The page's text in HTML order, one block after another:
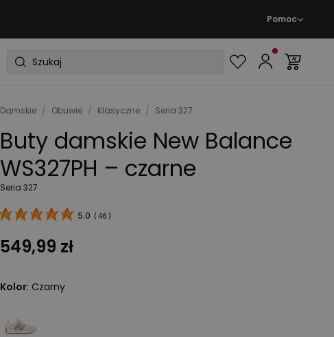
Pomoc
Damskie / Obuwie / Klasyczne / Seria 327
Buty damskie New Balance
WS327PH – czarne
Seria 327
5.0 ( 46 )
549,99 zł
Kolor: Czarny